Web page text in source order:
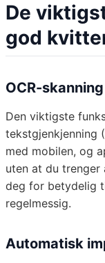
De
god
OCR-
Den viktigste
tekstgjenkjenning
med mobilen, og
uten at du trenger
deg for betydelig
regelmessig.
Automatisk